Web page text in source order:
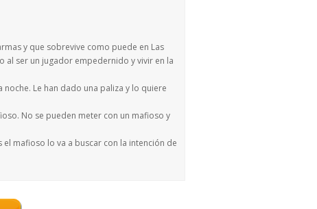
y que sobrevive como puede en Las
al ser un jugador empedernido y vivir en la
Le han dado una paliza y lo quiere
No se pueden meter con un mafioso y
mafioso lo va a buscar con la intención de